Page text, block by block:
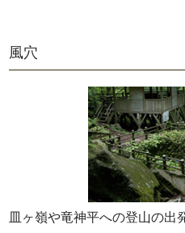
風穴
皿ヶ嶺や竜神平への登山の出